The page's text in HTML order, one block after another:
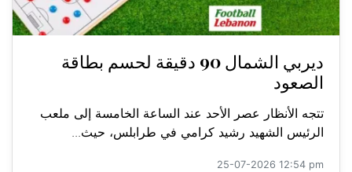
ديربي الشمال 90 دقيقة لحسم بطاقة
الصعود
تتجه الأنظار عصر الأحد عند الساعة الخامسة إلى ملعب
الرئيس الشهيد رشيد كرامي في طرابلس، حيث...
25-07-2026 12:54 pm